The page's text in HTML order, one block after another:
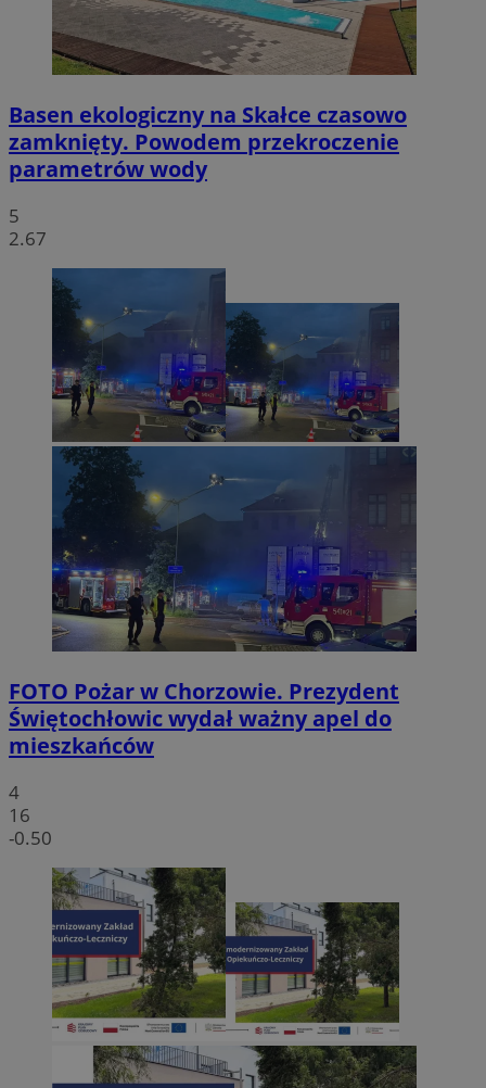
Basen ekologiczny na Skałce czasowo
zamknięty. Powodem przekroczenie
parametrów wody
5
2.67
FOTO Pożar w Chorzowie. Prezydent
Świętochłowic wydał ważny apel do
mieszkańców
4
16
-0.50